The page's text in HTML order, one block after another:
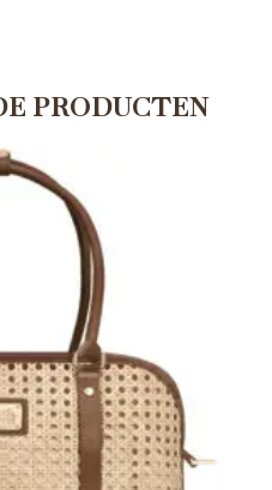
PRODUCTEN